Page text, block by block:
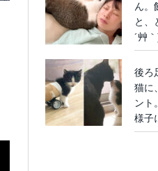
ん。
と、
´艸
後ろ
猫に
ント
様子